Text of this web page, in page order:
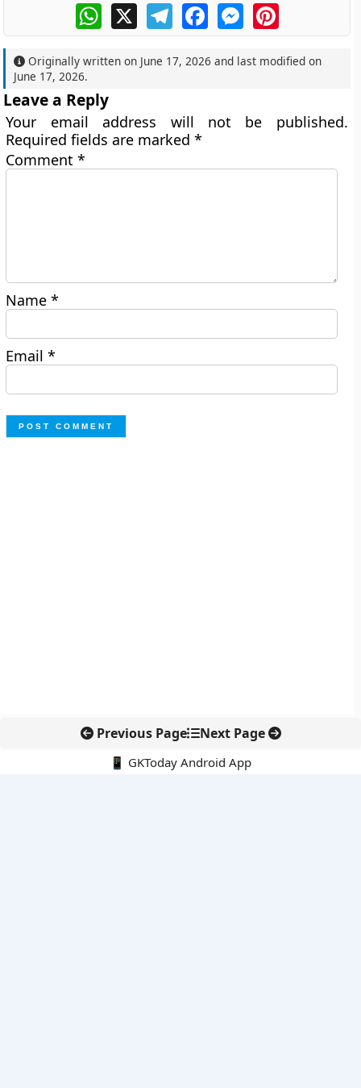
WhatsApp
X TelegramFacebookMessengerPinterest
Originally written on June 17, 2026 and last modified on
June 17, 2026.
Leave a Reply
Your email address will not be published.
Required fields are marked*
Comment*
Name*
Email*
Previous Page Next Page
📱 GKToday Android App